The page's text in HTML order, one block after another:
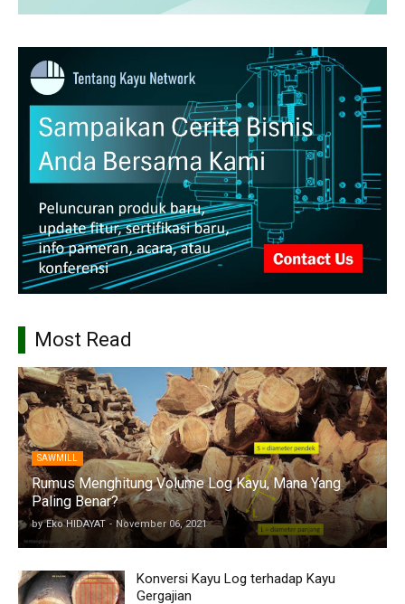
Most Read
SAWMILL
Rumus Menghitung Volume Log Kayu, Mana Yang
Paling Benar?
by Eko HIDAYAT - November 06, 2021
Konversi Kayu Log terhadap Kayu
Gergajian